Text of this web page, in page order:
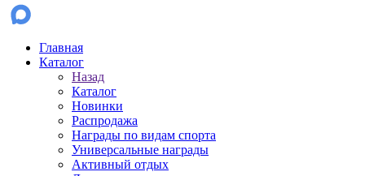
Главная
Каталог
Назад
Каталог
Новинки
Распродажа
Награды по видам спорта
Универсальные награды
Активный отдых